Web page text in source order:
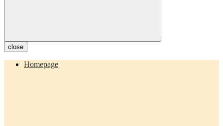
close
Homepage